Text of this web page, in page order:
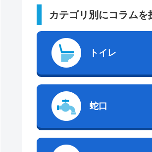
カテゴリ別にコラムを
トイレ
蛇口